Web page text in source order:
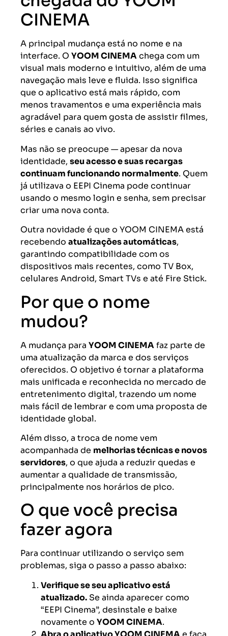
CINEMA
A principal mudança está no nome e na
interface. O YOOM CINEMAchega com um
visual mais moderno e intuitivo, além de uma
navegação mais leve e fluida. Isso significa
que o aplicativo está mais rápido, com
menos travamentos e uma experiência mais
agradável para quem gosta de assistir filmes,
séries e canais ao vivo.
Mas não se preocupe — apesar da nova
identidade, seu acesso e suas recargas
continuam funcionando normalmente. Quem
já utilizava o EEPI Cinema pode continuar
usando o mesmo login e senha, sem precisar
criar uma nova conta.
Outra novidade é que o YOOM CINEMA está
recebendo atualizações automáticas,
garantindo compatibilidade com os
dispositivos mais recentes, como TV Box,
celulares Android, Smart TVs e até Fire Stick.
Por que o nome
mudou?
A mudança para YOOM CINEMAfaz parte de
uma atualização da marca e dos serviços
oferecidos. O objetivo é tornar a plataforma
mais unificada e reconhecida no mercado de
entretenimento digital, trazendo um nome
mais fácil de lembrar e com uma proposta de
identidade global.
Além disso, a troca de nome vem
acompanhada de melhorias técnicas e novos
servidores, o que ajuda a reduzir quedas e
aumentar a qualidade de transmissão,
principalmente nos horários de pico.
O que você precisa
fazer agora
Para continuar utilizando o serviço sem
problemas, siga o passo a passo abaixo:
Verifique se seu aplicativo está
atualizado. Se ainda aparecer como
“EEPI Cinema”, desinstale e baixe
novamente o YOOM CINEMA.